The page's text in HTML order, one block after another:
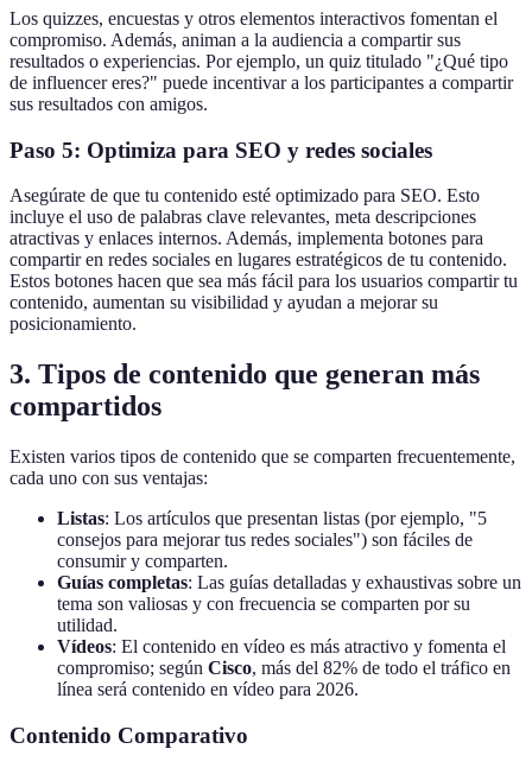
Los quizzes, encuestas y otros elementos interactivos fomentan el
compromiso. Además, animan a la audiencia a compartir sus
resultados o experiencias. Por ejemplo, un quiz titulado "¿Qué tipo
de influencer eres?" puede incentivar a los participantes a compartir
sus resultados con amigos.
Paso 5: Optimiza para SEO y redes sociales
Asegúrate de que tu contenido esté optimizado para SEO. Esto
incluye el uso de palabras clave relevantes, meta descripciones
atractivas y enlaces internos. Además, implementa botones para
compartir en redes sociales en lugares estratégicos de tu contenido.
Estos botones hacen que sea más fácil para los usuarios compartir tu
contenido, aumentan su visibilidad y ayudan a mejorar su
posicionamiento.
3. Tipos de contenido que generan más
compartidos
Existen varios tipos de contenido que se comparten frecuentemente,
cada uno con sus ventajas:
Listas: Los artículos que presentan listas (por ejemplo, "5
consejos para mejorar tus redes sociales") son fáciles de
consumir y comparten.
Guías completas: Las guías detalladas y exhaustivas sobre un
tema son valiosas y con frecuencia se comparten por su
utilidad.
Vídeos: El contenido en vídeo es más atractivo y fomenta el
compromiso; según Cisco, más del 82% de todo el tráfico en
línea será contenido en vídeo para 2026.
Contenido Comparativo